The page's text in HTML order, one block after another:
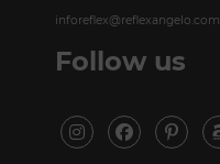
inforeflex@reflexangelo.com
Follow us